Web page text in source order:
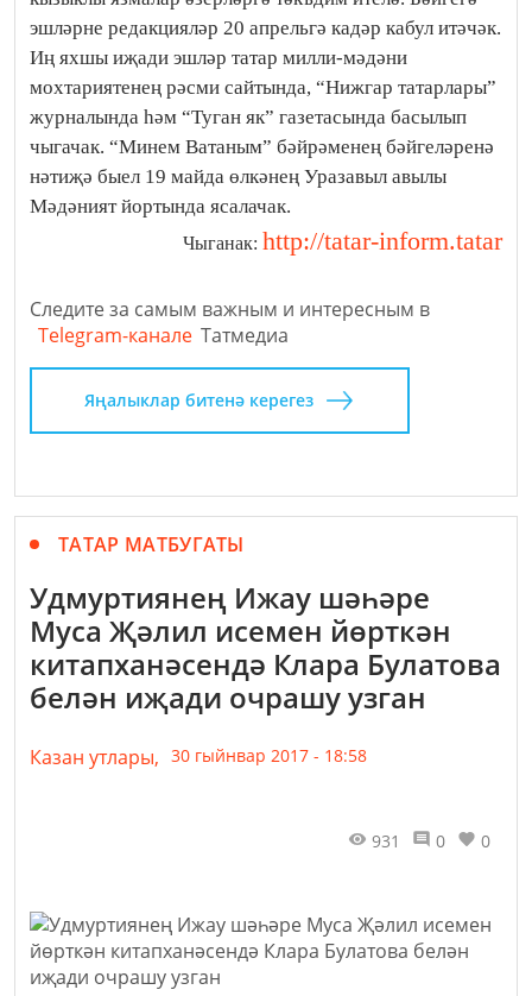
эшләрне редакцияләр 20 апрельгә кадәр кабул итәчәк.
Иң яхшы иҗади эшләр татар милли-мәдәни
мохтариятенең рәсми сайтында, “Нижгар татарлары”
журналында һәм “Туган як” газетасында басылып
чыгачак. “Минем Ватаным” бәйрәменең бәйгеләренә
нәтиҗә быел 19 майда өлкәнең Уразавыл авылы
Мәдәният йортында ясалачак.
Чыганак: http://tatar-inform.tatar
Следите за самым важным и интересным в
Telegram-канале Татмедиа
Яңалыклар битенә керегез
ТАТАР МАТБУГАТЫ
Удмуртиянең Ижау шәһәре
Муса Җәлил исемен йөрткән
китапханәсендә Клара Булатова
белән иҗади очрашу узган
Казан утлары, 30 гыйнвар 2017 - 18:58
931 0 0